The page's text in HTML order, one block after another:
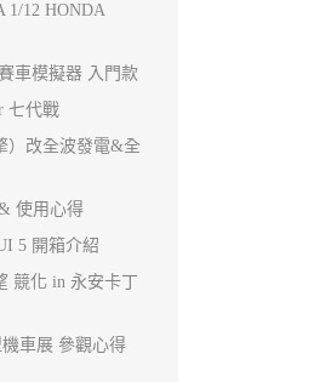
1/12 HONDA
車模擬器 入門款
七代戰
）改全波發電&全
使用心得
5 開箱介紹
競化 in 永安卡丁
車展 參觀心得